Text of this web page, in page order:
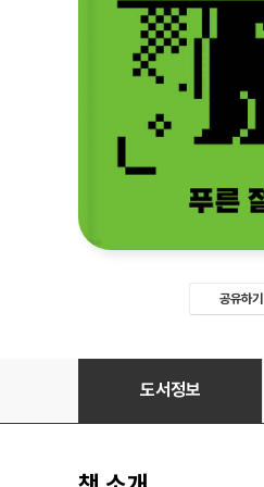
공유하기
푸른 절벽도서정보